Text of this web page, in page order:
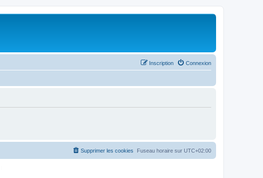
Connexion
Inscription
Fuseau horaire sur UTC+02:00
Supprimer les cookies